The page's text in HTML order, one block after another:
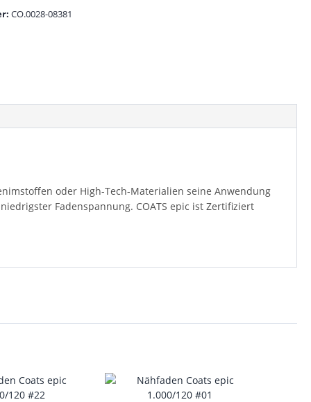
CO.0028-08381
oder High-Tech-Materialien seine Anwendung
Fadenspannung. COATS epic ist Zertifiziert